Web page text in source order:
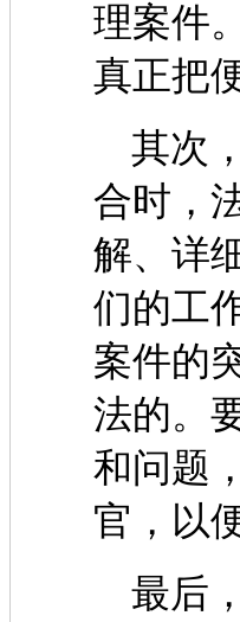
理案件
真正把
其次
合时，
解、详
们的工
案件的
法的。
和问题
官，以
最后